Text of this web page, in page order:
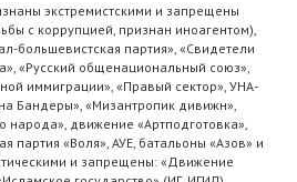
экстремистскими и запрещены
с коррупцией, признан иноагентом),
большевистская партия», «Свидетели
«Русский общенациональный союз»,
иммиграции», «Правый сектор», УНА-
Бандеры», «Мизантропик дивижн»,
народа», движение «Артподготовка»,
партия «Воля», АУЕ, батальоны «Азов» и
и запрещены: «Движение